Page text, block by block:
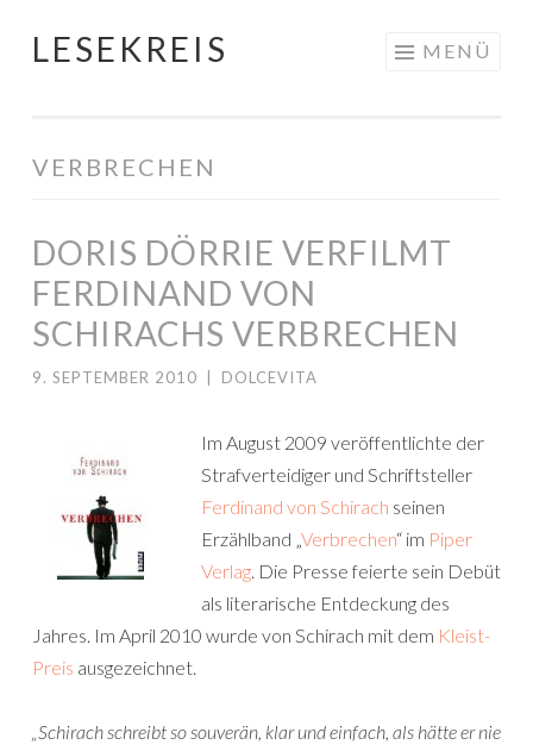
Springe
LESEKREIS MENÜ
VERBRECHEN
DORIS DÖRRIE VERFILMT
FERDINAND VON
SCHIRACHS VERBRECHEN
9. SEPTEMBER 2010 DOLCEVITA
Im August 2009 veröffentlichte der
Strafverteidiger und Schriftsteller
Ferdinand von Schirach seinen
Erzählband „Verbrechen“ im Piper
Verlag. Die Presse feierte sein Debüt
als literarische Entdeckung des
Jahres. Im April 2010 wurde von Schirach mit dem Kleist-
Preis ausgezeichnet.
„Schirach schreibt so souverän, klar und einfach, als hätte er nie